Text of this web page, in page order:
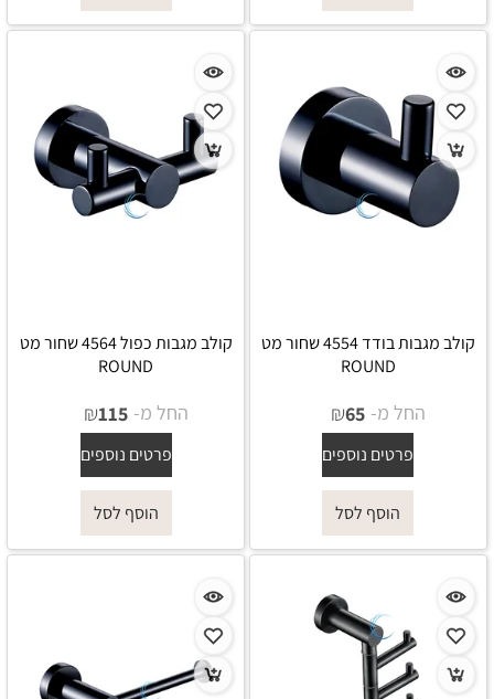
קולב מגבות בודד 4554 שחור מט
ROUND
החל מ- ₪65
פרטים נוספים
הוסף לסל
קולב מגבות כפול 4564 שחור מט
ROUND
החל מ- ₪115
פרטים נוספים
הוסף לסל